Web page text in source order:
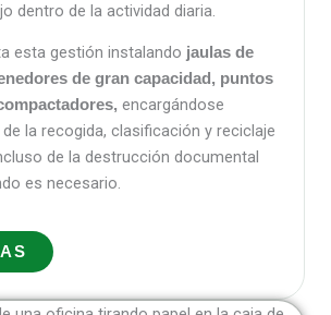
dentro de la actividad diaria.
esta gestión instalando jaulas de
de gran capacidad, puntos
encargándose
la recogida, clasificación y reciclaje
de la destrucción documental
es necesario.